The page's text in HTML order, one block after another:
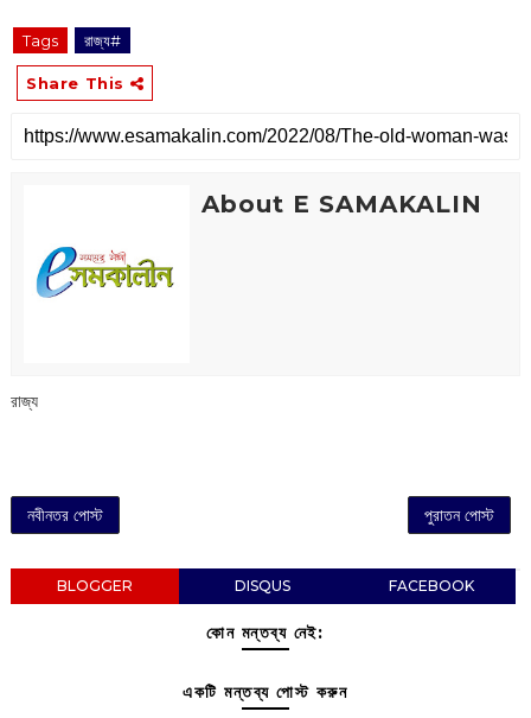
Tags রাজ্য#
Share This
About E SAMAKALIN
রাজ্য
নবীনতর পোস্ট পুরাতন পোস্ট
BLOGGER DISQUS FACEBOOK
কোন মন্তব্য নেই:
একটি মন্তব্য পোস্ট করুন